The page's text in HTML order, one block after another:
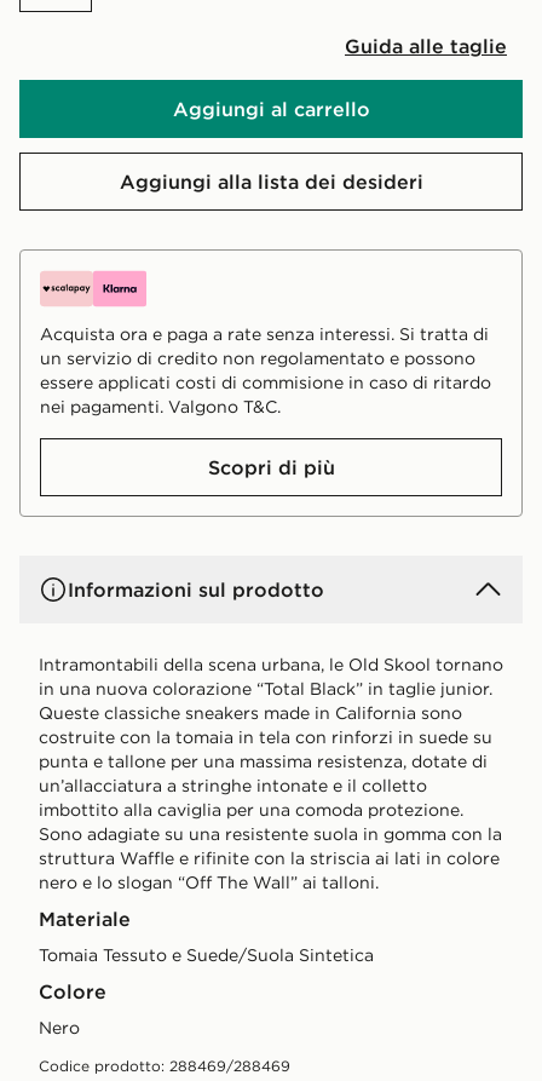
Guida alle taglie
Aggiungi al carrello
Aggiungi alla lista dei desideri
Acquista ora e paga a rate senza interessi. Si tratta di
un servizio di credito non regolamentato e possono
essere applicati costi di commisione in caso di ritardo
nei pagamenti. Valgono T&C.
Scopri di più
Informazioni sul prodotto
Intramontabili della scena urbana, le Old Skool tornano
in una nuova colorazione “Total Black” in taglie junior.
Queste classiche sneakers made in California sono
costruite con la tomaia in tela con rinforzi in suede su
punta e tallone per una massima resistenza, dotate di
un’allacciatura a stringhe intonate e il colletto
imbottito alla caviglia per una comoda protezione.
Sono adagiate su una resistente suola in gomma con la
struttura Waffle e rifinite con la striscia ai lati in colore
nero e lo slogan “Off The Wall” ai talloni.
Materiale
Tomaia Tessuto e Suede/Suola Sintetica
Colore
nero
Codice prodotto: 288469/288469